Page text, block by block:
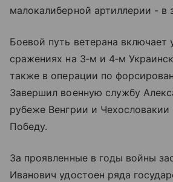
малокалиберной артиллерии - в
Боевой путь ветерана включает
сражениях на 3‑м и 4‑м
также в операции по
Завершил военную службу
рубеже Венгрии и
Победу.
За проявленные в годы войны
Иванович удостоен ряда